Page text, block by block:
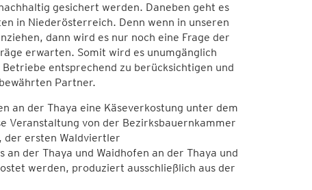
gesichert werden. Daneben geht es
in Niederösterreich. Denn wenn in unseren
dann wird es nur noch eine Frage der
erwarten. Somit wird es unumgänglich
entsprechend zu berücksichtigen und
Partner.
an der Thaya eine Käseverkostung unter dem
Veranstaltung von der Bezirksbauernkammer
der ersten Waldviertler
der Thaya und Waidhofen an der Thaya und
werden, produziert ausschließlich aus der